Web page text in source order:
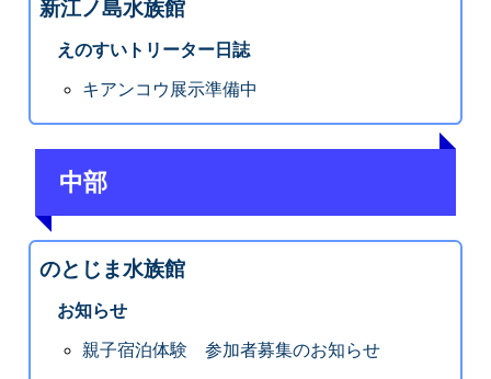
新江ノ島水族館
えのすいトリーター日誌
キアンコウ展示準備中
中部
のとじま水族館
お知らせ
親子宿泊体験 参加者募集のお知らせ